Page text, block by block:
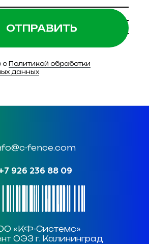
сПолитикой обработки
данных
fence.com
926 236 88 09
«КФ-Системс»
ОЭЗ г. Калининград